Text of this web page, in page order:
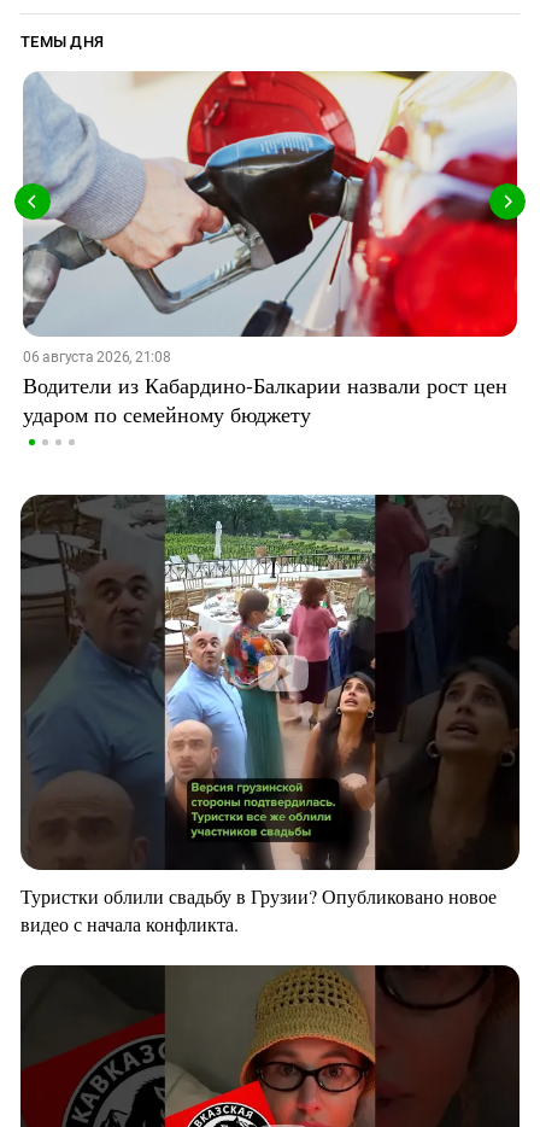
ТЕМЫ ДНЯ
06 августа 2026, 21:08
Водители из Кабардино-Балкарии назвали рост цен
ударом по семейному бюджету
Туристки облили свадьбу в Грузии? Опубликовано новое
видео с начала конфликта.